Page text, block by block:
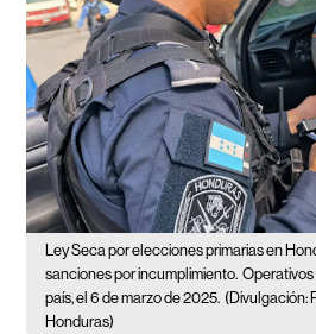
Ley Seca por elecciones primarias en
sanciones por incumplimiento. Operativos
país, el 6 de marzo de 2025. (Divulgación:
Honduras)